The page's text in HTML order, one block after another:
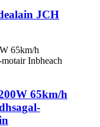
JCH
65km/h